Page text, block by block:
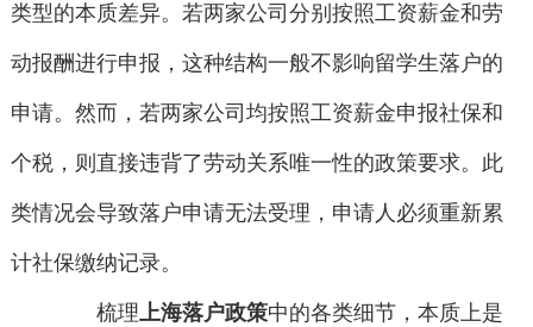
类型的本质差异。若两家公司分别按照工资薪金和劳
动报酬进行申报，这种结构一般不影响留学生落户的
申请。然而，若两家公司均按照工资薪金申报社保和
个税，则直接违背了劳动关系唯一性的政策要求。此
类情况会导致落户申请无法受理，申请人必须重新累
计社保缴纳记录。
梳理上海落户政策中的各类细节，本质上是